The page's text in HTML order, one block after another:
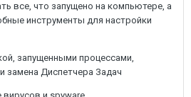
все, что запущено на компьютере, а
инструменты для настройки
запущенными процессами,
замена Диспетчера Задач